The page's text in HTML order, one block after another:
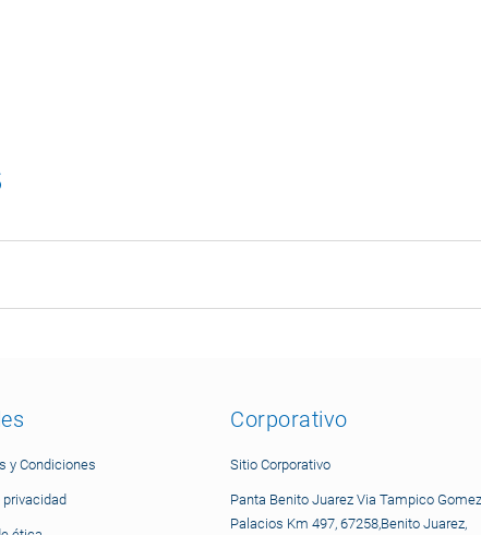
y Condiciones
Corporativo
Sitio Corporativo
Panta Benito Juarez Via Tampico Gomez
Palacios Km 497, 67258,Benito Juarez,